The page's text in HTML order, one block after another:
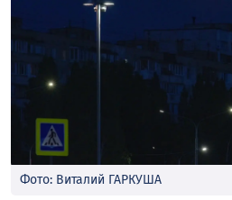
Фото: Виталий ГАРКУША